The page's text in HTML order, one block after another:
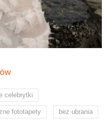
celebrytki
fototapety bez ubrania